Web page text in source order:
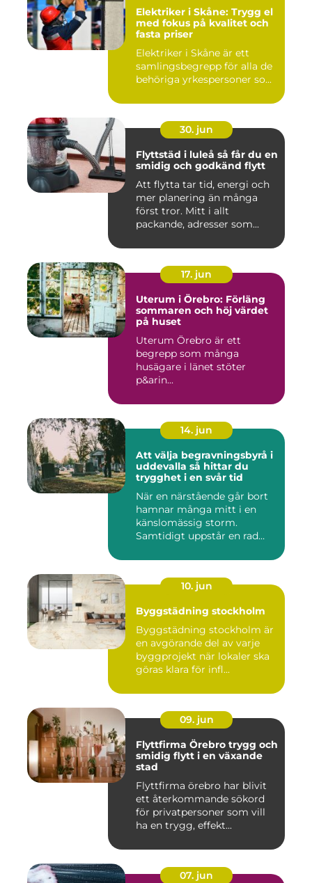
Elektriker i Skåne: Trygg el
med fokus på kvalitet och
fasta priser
Elektriker i Skåne är ett
samlingsbegrepp för alla de
behöriga yrkespersoner so...
30. jun
Flyttstäd i luleå så får du en
smidig och godkänd flytt
Att flytta tar tid, energi och
mer planering än många
först tror. Mitt i allt
packande, adresser som...
17. jun
Uterum i Örebro: Förläng
sommaren och höj värdet
på huset
Uterum Örebro är ett
begrepp som många
husägare i länet stöter
p&arin...
14. jun
Att välja begravningsbyrå i
uddevalla så hittar du
trygghet i en svår tid
När en närstående går bort
hamnar många mitt i en
känslomässig storm.
Samtidigt uppstår en rad
10. jun
Byggstädning stockholm
Byggstädning stockholm är
en avgörande del av varje
byggprojekt när lokaler ska
göras klara för infl...
09. jun
Flyttfirma Örebro trygg och
smidig flytt i en växande
stad
Flyttfirma örebro har blivit
ett återkommande sökord
för privatpersoner som vill
ha en trygg, effekt...
07. jun